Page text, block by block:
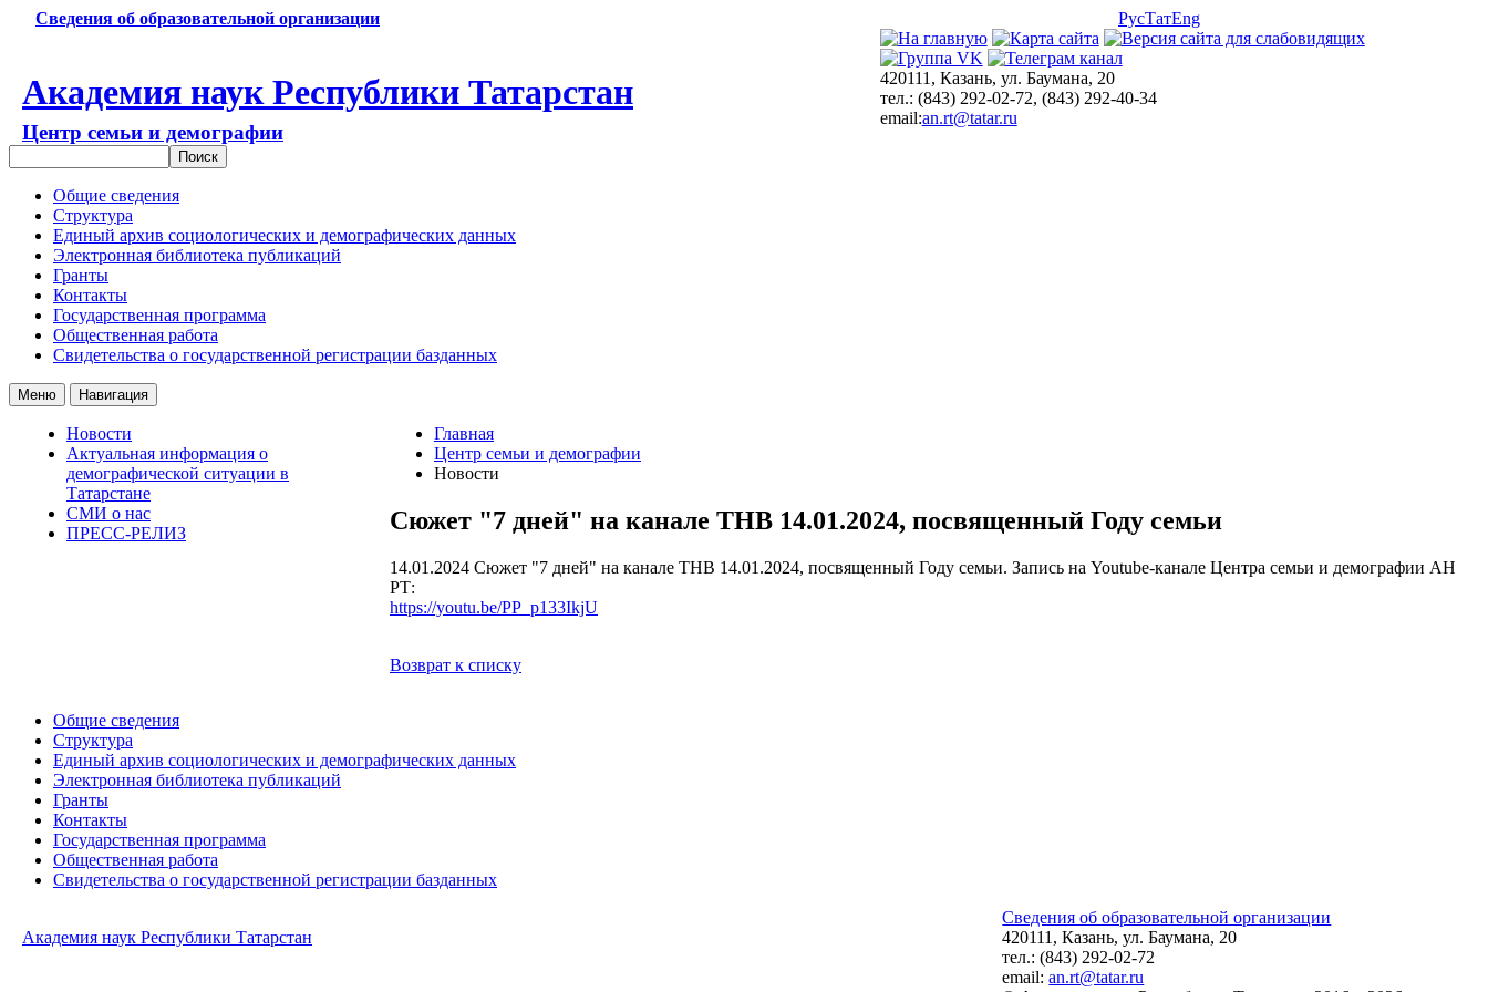
Сведения об образовательной организации РусТатEng
Академия наук Республики Татарстан
Центр семьи и демографии
420111, Казань, ул. Баумана, 20
тел.: (843) 292-02-72, (843) 292-40-34
email:an.rt@tatar.ru
Общие сведения
Структура
Единый архив социологических и демографических данных
Электронная библиотека публикаций
Гранты
Контакты
Государственная программа
Общественная работа
Свидетельства о государственной регистрации базданных
Меню Навигация
Новости
Актуальная информация о
демографической ситуации в
Татарстане
СМИ о нас
ПРЕСС-РЕЛИЗ
Главная
Центр семьи и демографии
Новости
Сюжет "7 дней" на канале ТНВ 14.01.2024, посвященный Году семьи
14.01.2024 Сюжет "7 дней" на канале ТНВ 14.01.2024, посвященный Году семьи. Запись на Youtube-канале Центра семьи и демографии АН
РТ:
https://youtu.be/PP_p133IkjU
Возврат к списку
Общие сведения
Структура
Единый архив социологических и демографических данных
Электронная библиотека публикаций
Гранты
Контакты
Государственная программа
Общественная работа
Свидетельства о государственной регистрации базданных
Академия наук Республики Татарстан
Сведения об образовательной организации
420111, Казань, ул. Баумана, 20
тел.: (843) 292-02-72
email:an.rt@tatar.ru